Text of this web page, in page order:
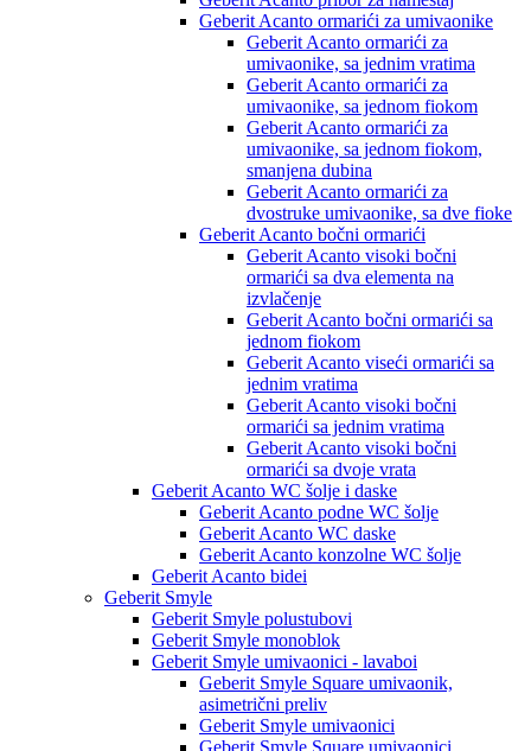
Geberit Acanto ormarići za umivaonike
Geberit Acanto ormarići za
umivaonike, sa jednim vratima
Geberit Acanto ormarići za
umivaonike, sa jednom fiokom
Geberit Acanto ormarići za
umivaonike, sa jednom fiokom,
smanjena dubina
Geberit Acanto ormarići za
dvostruke umivaonike, sa dve fioke
Geberit Acanto bočni ormarići
Geberit Acanto visoki bočni
ormarići sa dva elementa na
izvlačenje
Geberit Acanto bočni ormarići sa
jednom fiokom
Geberit Acanto viseći ormarići sa
jednim vratima
Geberit Acanto visoki bočni
ormarići sa jednim vratima
Geberit Acanto visoki bočni
ormarići sa dvoje vrata
Geberit Acanto WC šolje i daske
Geberit Acanto podne WC šolje
Geberit Acanto WC daske
Geberit Acanto konzolne WC šolje
Geberit Acanto bidei
Geberit Smyle
Geberit Smyle polustubovi
Geberit Smyle monoblok
Geberit Smyle umivaonici - lavaboi
Geberit Smyle Square umivaonik,
asimetrični preliv
Geberit Smyle umivaonici